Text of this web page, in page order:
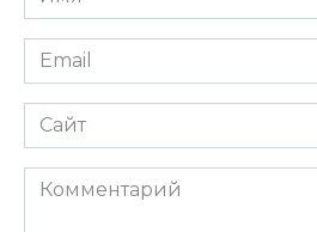
Email
Сайт
Комментарий